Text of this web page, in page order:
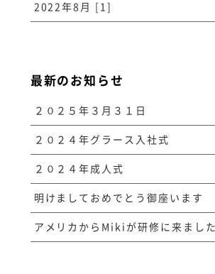
2022年8月 [1]
最新のお知らせ
２０２５年３月３１日
２０２４年グラース入社式
２０２４年成人式
明けましておめでとう御座います
アメリカからMikiが研修に来ました